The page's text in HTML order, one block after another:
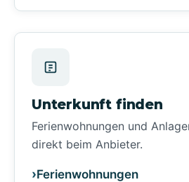
Unterkunft finden
Ferienwohnungen und
direkt beim Anbieter.
Ferienwohnungen